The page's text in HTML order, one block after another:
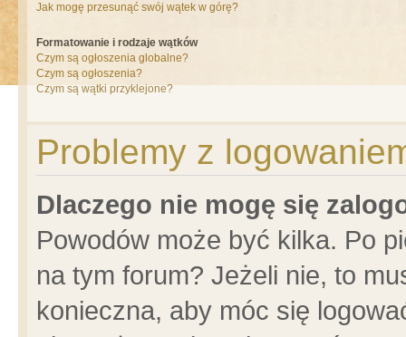
Jak mogę przesunąć swój wątek w górę?
Formatowanie i rodzaje wątków
Czym są ogłoszenia globalne?
Czym są ogłoszenia?
Czym są wątki przyklejone?
Problemy z
Dlaczego nie mogę się
Powodów może być kilka. Po
na tym forum? Jeżeli nie, to
konieczna, aby móc się